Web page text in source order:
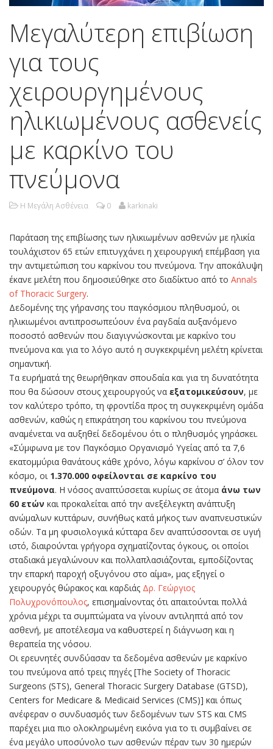
Μεγαλύτερη επιβίωση
για τους
χειρουργημένους
ηλικιωμένους ασθενείς
με καρκίνο του
πνεύμονα
Η Μεγάλη Ασθένεια 0 karkinaki
Παράταση της επιβίωσης των ηλικιωμένων ασθενών με ηλικία
τουλάχιστον 65 ετών επιτυγχάνει η χειρουργική επέμβαση για
την αντιμετώπιση του καρκίνου του πνεύμονα. Την αποκάλυψη
έκανε μελέτη που δημοσιεύθηκε στο διαδίκτυο από το Annals
of Thoracic Surgery.
Δεδομένης της γήρανσης του παγκόσμιου πληθυσμού, οι
ηλικιωμένοι αντιπροσωπεύουν ένα ραγδαία αυξανόμενο
ποσοστό ασθενών που διαγιγνώσκονται με καρκίνο του
πνεύμονα και για το λόγο αυτό η συγκεκριμένη μελέτη κρίνεται
σημαντική.
Τα ευρήματά της θεωρήθηκαν σπουδαία και για τη δυνατότητα
που θα δώσουν στους χειρουργούς να εξατομικεύσουν, με
τον καλύτερο τρόπο, τη φροντίδα προς τη συγκεκριμένη ομάδα
ασθενών, καθώς η επικράτηση του καρκίνου του πνεύμονα
αναμένεται να αυξηθεί δεδομένου ότι ο πληθυσμός γηράσκει.
«Σύμφωνα με τον Παγκόσμιο Οργανισμό Υγείας από τα 7,6
εκατομμύρια θανάτους κάθε χρόνο, λόγω καρκίνου σ’ όλον τον
κόσμο, οι 1.370.000 οφείλονται σε καρκίνο του
πνεύμονα. Η νόσος αναπτύσσεται κυρίως σε άτομα άνω των
60 ετών και προκαλείται από την ανεξέλεγκτη ανάπτυξη
ανώμαλων κυττάρων, συνήθως κατά μήκος των αναπνευστικών
οδών. Τα μη φυσιολογικά κύτταρα δεν αναπτύσσονται σε υγιή
ιστό, διαιρούνται γρήγορα σχηματίζοντας όγκους, οι οποίοι
σταδιακά μεγαλώνουν και πολλαπλασιάζονται, εμποδίζοντας
την επαρκή παροχή οξυγόνου στο αίμα», μας εξηγεί ο
χειρουργός θώρακος και καρδιάς Δρ. Γεώργιος
Πολυχρονόπουλος, επισημαίνοντας ότι απαιτούνται πολλά
χρόνια μέχρι τα συμπτώματα να γίνουν αντιληπτά από τον
ασθενή, με αποτέλεσμα να καθυστερεί η διάγνωση και η
θεραπεία της νόσου.
Οι ερευνητές συνδύασαν τα δεδομένα ασθενών με καρκίνο
του πνεύμονα από τρεις πηγές [The Society of Thoracic
Surgeons (STS), General Thoracic Surgery Database (GTSD),
Centers for Medicare & Medicaid Services (CMS)] και όπως
ανέφεραν ο συνδυασμός των δεδομένων των STS και CMS
παρέχει μια πιο ολοκληρωμένη εικόνα για το τι συμβαίνει σε
ένα μεγάλο υποσύνολο των ασθενών πέραν των 30 ημερών